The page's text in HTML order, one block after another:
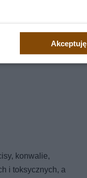
konwalie,
i toksycznych, a
Akceptuję